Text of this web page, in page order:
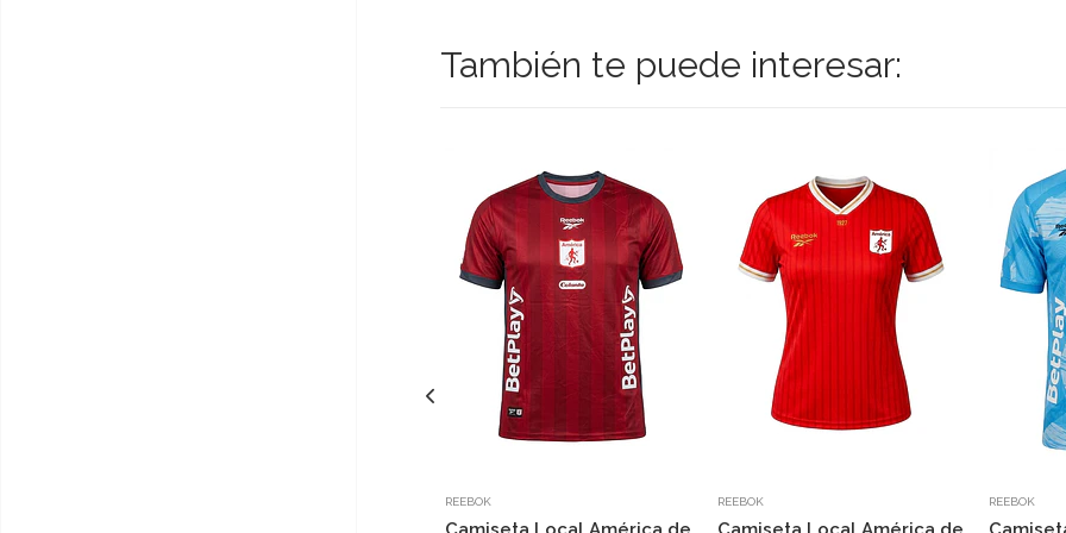
También te puede interesar:
REEBOK REEBOK REEBOK